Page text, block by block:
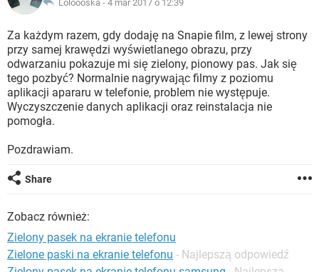
INSTAGRAM
WINDOWS 10
INSTAGRAM FACEBOOK
WINDOWS 10
COVID-19
GRY WHATSAPP
SPOTIFY NETFLIX
INSTAGRAM FACEBOOK
WINDOWS 10
Loloooska - 4 mar 2017 o 12:39
Za każdym razem, gdy dodaję na Snapie film, z lewej strony
przy samej krawędzi wyświetlanego obrazu, przy
odwarzaniu pokazuje mi się zielony, pionowy pas. Jak się
tego pozbyć? Normalnie nagrywając filmy z poziomu
aplikacji apararu w telefonie, problem nie występuje.
Wyczyszczenie danych aplikacji oraz reinstalacja nie
pomogła.
Pozdrawiam.
Share
Zobacz również:
Zielony pasek na ekranie telefonu
Zielone paski na ekranie telefonu - Najlepszą odpowiedź